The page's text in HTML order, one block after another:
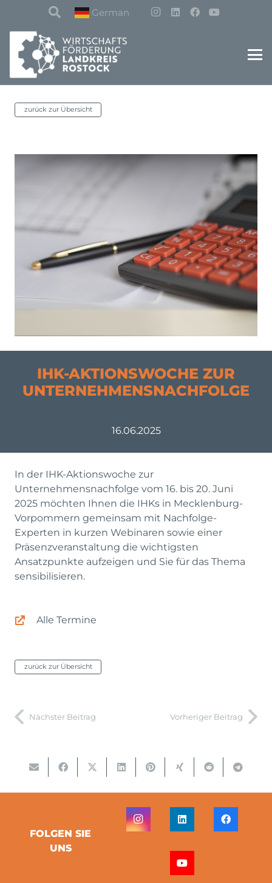
German
zurück zur Übersicht
IHK-AKTIONSWOCHE ZUR
UNTERNEHMENSNACHFOLGE
16.06.2025
In der IHK-Aktionswoche zur
Unternehmensnachfolge vom 16. bis 20. Juni
2025 möchten Ihnen die IHKs in Mecklenburg-
Vorpommern gemeinsam mit Nachfolge-
Experten in kurzen Webinaren sowie einer
Präsenzveranstaltung die wichtigsten
Ansatzpunkte aufzeigen und Sie für das Thema
sensibilisieren.
Alle Termine
zurück zur Übersicht
Nächster Beitrag Vorheriger Beitrag
FOLGEN SIE
UNS